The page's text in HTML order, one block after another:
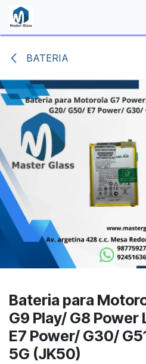
Ir al contenido
BATERIA
Bateria para
G9 Play/ G8
E7 Power/ G30/
5G (JK50)